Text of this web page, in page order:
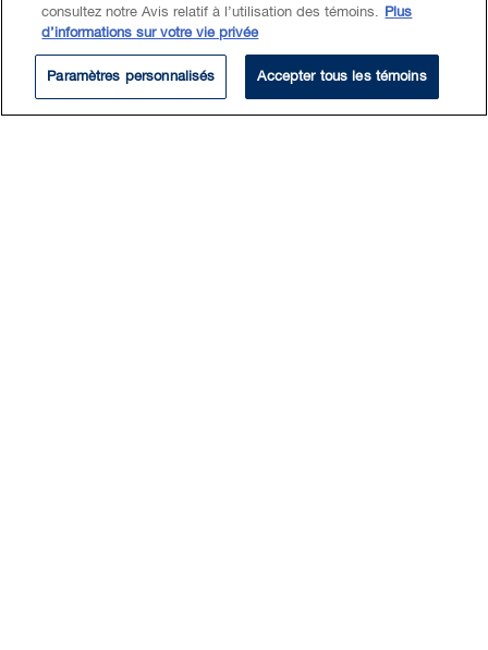
transactions, including
acquisition financings, project
finance, asset-based lending and
securitizations, in domestic and
consultez notre Avis relatif à l’utilisation des témoins.
Plus
d’informations sur votre vie privée
Paramètres personnalisés Accepter tous les témoins